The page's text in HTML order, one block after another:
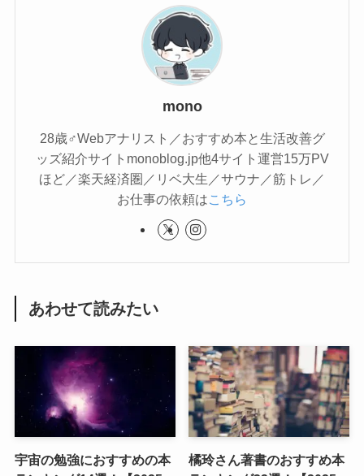
mono
28歳♂Webアナリスト／おすすめ本と生活改善グ
ッズ紹介サイトmonoblog.jp他4サイト運営15万PV
ほど／楽天経済圏／リベ大生／サウナ／筋トレ／
お仕事の依頼はこちら
あわせて読みたい
宇宙の勉強におすすめの本
橘玲さん著書のおすすめ本